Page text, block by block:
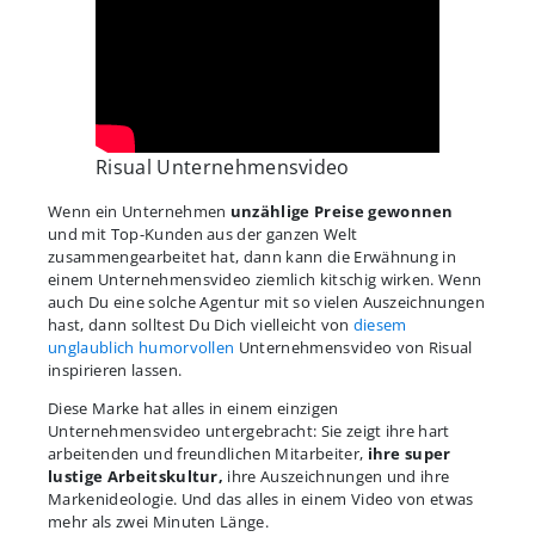
Risual Unternehmensvideo
Wenn ein Unternehmen unzählige Preise gewonnen
und mit Top-Kunden aus der ganzen Welt
zusammengearbeitet hat, dann kann die Erwähnung in
einem Unternehmensvideo ziemlich kitschig wirken. Wenn
auch Du eine solche Agentur mit so vielen Auszeichnungen
hast, dann solltest Du Dich vielleicht von diesem
unglaublich humorvollen Unternehmensvideo von Risual
inspirieren lassen.
Diese Marke hat alles in einem einzigen
Unternehmensvideo untergebracht: Sie zeigt ihre hart
arbeitenden und freundlichen Mitarbeiter, ihre super
lustige Arbeitskultur, ihre Auszeichnungen und ihre
Markenideologie. Und das alles in einem Video von etwas
mehr als zwei Minuten Länge.